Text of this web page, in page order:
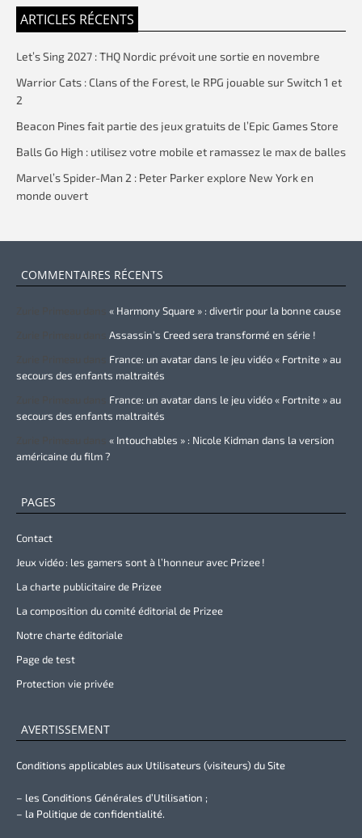
ARTICLES RÉCENTS
Let’s Sing 2027 : THQ Nordic prévoit une sortie en novembre
Warrior Cats : Clans of the Forest, le RPG jouable sur Switch 1 et
2
Beacon Pines fait partie des jeux gratuits de l’Epic Games Store
Balls Go High : utilisez votre mobile et ramassez le max de balles
Marvel’s Spider-Man 2 : Peter Parker explore New York en
monde ouvert
COMMENTAIRES RÉCENTS
« Harmony Square » : divertir pour la bonne cause
Assassin’s Creed sera transformé en série !
France: un avatar dans le jeu vidéo « Fortnite » au
secours des enfants maltraités
France: un avatar dans le jeu vidéo « Fortnite » au
secours des enfants maltraités
« Intouchables » : Nicole Kidman dans la version
américaine du film ?
PAGES
Contact
Jeux vidéo : les gamers sont à l’honneur avec Prizee !
La charte publicitaire de Prizee
La composition du comité éditorial de Prizee
Notre charte éditoriale
Page de test
Protection vie privée
AVERTISSEMENT
Conditions applicables aux Utilisateurs (visiteurs) du Site
– les Conditions Générales d’Utilisation ;
– la Politique de confidentialité.